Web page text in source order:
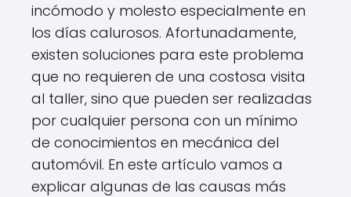
incómodo y molesto especialmente en
los días calurosos. Afortunadamente,
existen soluciones para este problema
que no requieren de una costosa visita
al taller, sino que pueden ser realizadas
por cualquier persona con un mínimo
de conocimientos en mecánica del
automóvil. En este artículo vamos a
explicar algunas de las causas más